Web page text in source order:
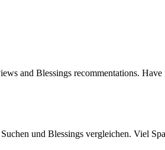
and Blessings recommentations.
und Blessings vergleichen. Viel